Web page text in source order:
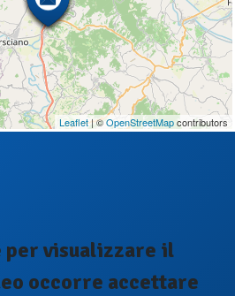
Leaflet| ©OpenStreetMapcontributors
per visualizzare il
occorre accettare